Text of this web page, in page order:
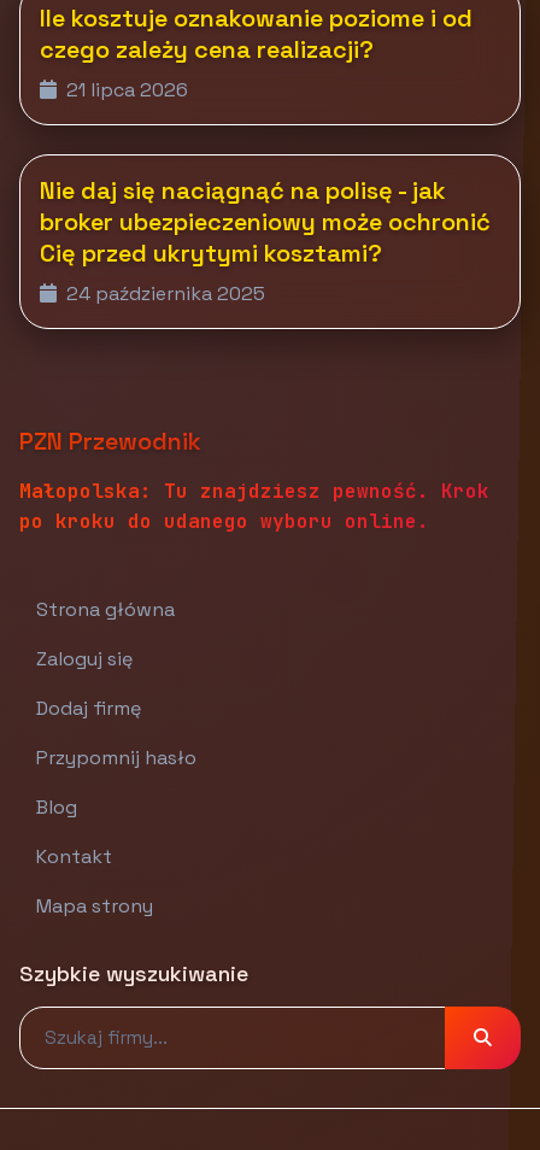
Ile kosztuje oznakowanie poziome i od
czego zależy cena realizacji?
21 lipca 2026
Nie daj się naciągnąć na polisę - jak
broker ubezpieczeniowy może ochronić
Cię przed ukrytymi kosztami?
24 października 2025
PZN Przewodnik
Małopolska: Tu znajdziesz pewność. Krok
po kroku do udanego wyboru online.
Strona główna
Zaloguj się
Dodaj firmę
Przypomnij hasło
Blog
Kontakt
Mapa strony
Szybkie wyszukiwanie